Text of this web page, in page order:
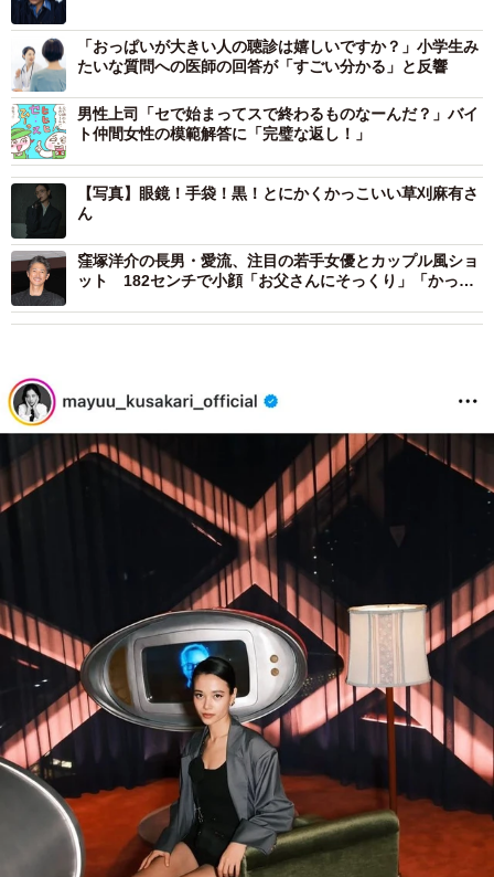
「おっぱいが大きい人の聴診は嬉しいですか？」小学生み
たいな質問への医師の回答が「すごい分かる」と反響
男性上司「セで始まってスで終わるものなーんだ？」バイ
ト仲間女性の模範解答に「完璧な返し！」
【写真】眼鏡！手袋！黒！とにかくかっこいい草刈麻有さ
ん
窪塚洋介の長男・愛流、注目の若手女優とカップル風ショ
ット 182センチで小顔「お父さんにそっくり」「かっこ